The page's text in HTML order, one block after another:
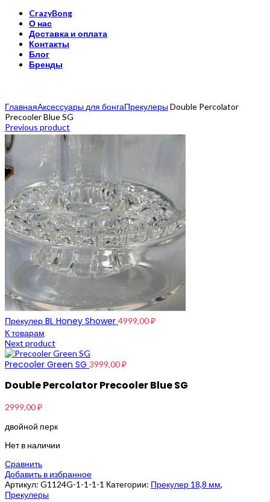
CrazyBong
О нас
Доставка и оплата
Контакты
Блог
Бренды
ГлавнаяАксессуары для бонгаПрекулерыDouble Percolator
Precooler Blue SG
Previous product
Прекулер BL Honey Shower 4999,00₽
К товарам
Next product
Precooler Green SG 3999,00₽
Double Percolator Precooler Blue SG
2999,00₽
двойной перк
Нет в наличии
Сравнить
Добавить в избранное
Артикул: G1124G-1-1-1-1 Категории: Прекулер 18,8 мм,
Прекулеры